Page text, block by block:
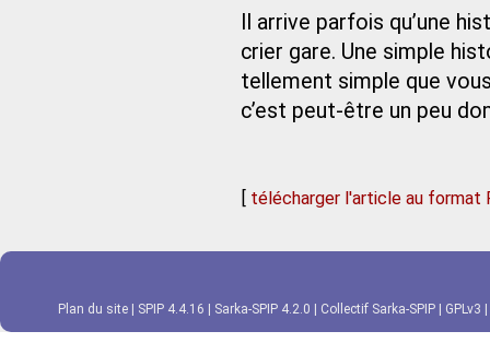
Il arrive parfois qu’une
crier gare. Une simple
tellement simple que
c’est peut-être un peu
[ télécharger l'article au format
Plan du site SPIP 4.4.16 Sarka-SPIP 4.2.0 Collectif Sarka-SPIP GPLv3